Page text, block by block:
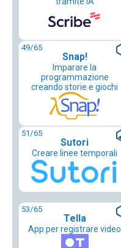
49/65
Snap!
Imparare la
programmazione
creando storie e giochi
51/65
Sutori
Creare linee temporali
53/65
Tella
App per registrare video